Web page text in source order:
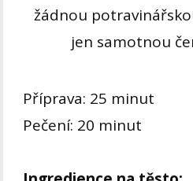
žádnou
jen samotnou
Příprava: 25 minut
Pečení: 20 minut